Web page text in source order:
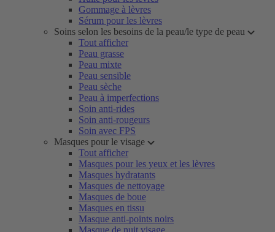
Gommage à lèvres
Sérum pour les lèvres
Soins selon les besoins de la peau/le type de peau
Tout afficher
Peau grasse
Peau mixte
Peau sensible
Peau sèche
Peau à imperfections
Soin anti-rides
Soin anti-rougeurs
Soin avec FPS
Masques pour le visage
Tout afficher
Masques pour les yeux et les lèvres
Masques hydratants
Masques de nettoyage
Masques de boue
Masques en tissu
Masque anti-points noirs
Masque de nuit visage